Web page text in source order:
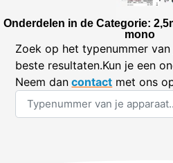
Onderdelen in de Categorie:
mono
Zoek op het typenummer
beste resultaten.Kun je een
Neem dan contact met ons